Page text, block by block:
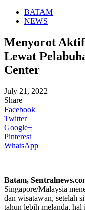
BATAM
NEWS
Menyorot
Lewat
Center
July 21, 2022
Share
Facebook
Twitter
Google+
Pinterest
WhatsApp
Batam,
Singapore/Malaysia
dan wisatawan, setelah
tahun lebih melanda,